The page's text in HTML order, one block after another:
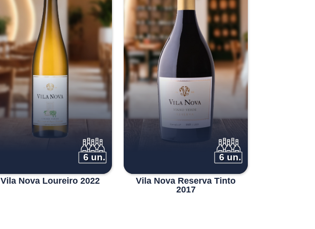
6 un.
Vila Nova Loureiro 2022
6 un.
Vila Nova Reserva Tinto
2017